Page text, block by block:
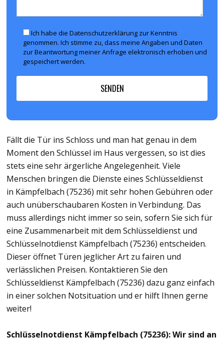
Ich habe die Datenschutzerklärung zur Kenntnis
genommen. Ich stimme zu, dass meine Angaben und Daten
zur Beantwortung meiner Anfrage elektronisch erhoben und
gespeichert werden.
Fällt die Tür ins Schloss und man hat genau in dem
Moment den Schlüssel im Haus vergessen, so ist dies
stets eine sehr ärgerliche Angelegenheit. Viele
Menschen bringen die Dienste eines Schlüsseldienst
in Kämpfelbach (75236) mit sehr hohen Gebühren oder
auch unüberschaubaren Kosten in Verbindung. Das
muss allerdings nicht immer so sein, sofern Sie sich für
eine Zusammenarbeit mit dem Schlüsseldienst und
Schlüsselnotdienst Kämpfelbach (75236) entscheiden.
Dieser öffnet Türen jeglicher Art zu fairen und
verlässlichen Preisen. Kontaktieren Sie den
Schlüsseldienst Kämpfelbach (75236) dazu ganz einfach
in einer solchen Notsituation und er hilft Ihnen gerne
weiter!
Schlüsselnotdienst Kämpfelbach (75236): Wir sind an